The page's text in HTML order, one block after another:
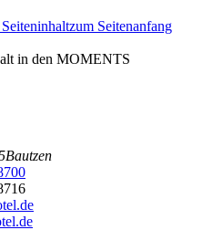
zum Seitenanfang
in den MOMENTS
Bautzen